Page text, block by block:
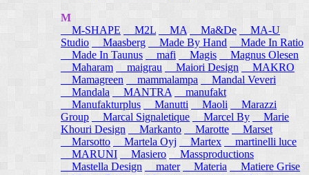
M
M-SHAPE
M2L MA Ma&De
MA-U
Studio
Maasberg Made By Hand
Made In Ratio
Made In Taunus
mafi Magis
Magnus Olesen
Maharam
maigrau Maiori Design
MAKRO
Mamagreen
mammalampa
Mandal Veveri
Mandala
MANTRA
manufakt
Manufakturplus
Manutti Maoli
Marazzi
Group
Marcal Signaletique Marcel By
Marie
Khouri Design
Markanto Marotte
Marset
Marsotto
Martela Oyj Martex
martinelli luce
MARUNI
Masiero
Massproductions
Mastella Design
mater Materia
Matiere Grise